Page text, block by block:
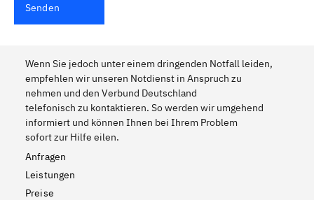
Senden
Wenn Sie jedoch unter einem dringenden Notfall leiden,
empfehlen wir unseren Notdienst in Anspruch zu
nehmen und den Verbund Deutschland
telefonisch zu kontaktieren. So werden wir umgehend
informiert und können Ihnen bei Ihrem Problem
sofort zur Hilfe eilen.
Anfragen
Leistungen
Preise